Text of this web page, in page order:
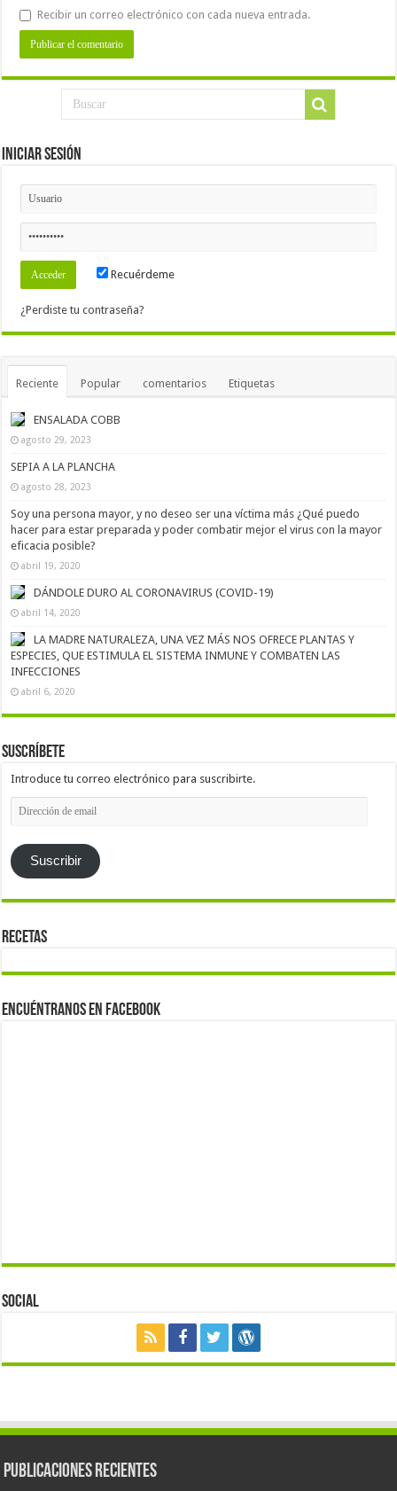
Recibir un correo electrónico con cada nueva entrada.
Iniciar Sesión
Recuérdeme
¿Perdiste tu contraseña?
Reciente Popular comentarios Etiquetas
ENSALADA COBB
agosto 29, 2023
SEPIA A LA PLANCHA
agosto 28, 2023
Soy una persona mayor, y no deseo ser una víctima más ¿Qué puedo
hacer para estar preparada y poder combatir mejor el virus con la mayor
eficacia posible?
abril 19, 2020
DÁNDOLE DURO AL CORONAVIRUS (COVID-19)
abril 14, 2020
LA MADRE NATURALEZA, UNA VEZ MÁS NOS OFRECE PLANTAS Y
ESPECIES, QUE ESTIMULA EL SISTEMA INMUNE Y COMBATEN LAS
INFECCIONES
abril 6, 2020
Suscríbete
Introduce tu correo electrónico para suscribirte.
Dirección
de
email
Suscribir
Recetas
Encuéntranos en Facebook
Social
Publicaciones Recientes